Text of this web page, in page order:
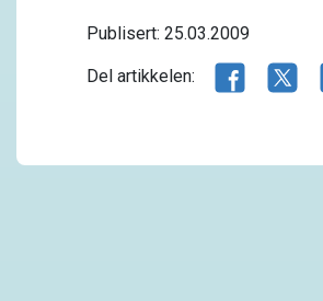
Publisert: 25.03.2009
Del artikkelen: Del